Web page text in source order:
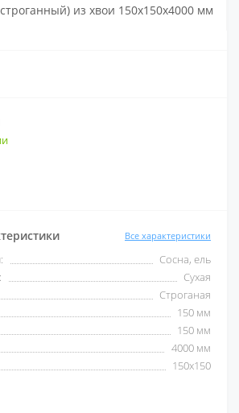
Все характеристики
Сосна, ель
Сухая
Строганая
150 мм
150 мм
4000 мм
150х150